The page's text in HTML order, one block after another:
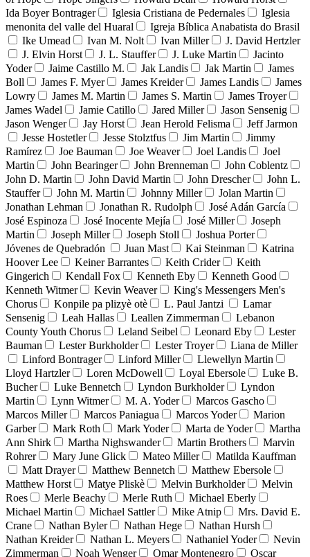
Ida Boyer Bontrager
Iglesia Cristiana de Pedernales
Iglesia
menonita del valle del Huaral
Igreja Bíblica Anabatista do Brasil
Ike Umead
Ivan M. Nolt Ivan Miller
J. David Hertzler
J. Elvin Horst
J. L. Stauffer J. Luke Martin
Jacinto
Yoder
Jaime Castillo M. Jak Landis Jak Martin
James
Boll
James F. Myer James Kreider James Landis
James
Lowry
James M. Martin James S. Martin
James Troyer
James Wadel
Jamie Catillo Jared Miller
Jason Sensenig
Jason Wenger
Jay Horst Jean Herold Felisma
Jeff Jarmon
Jesse Hostetler
Jesse Stolztfus Jim Martin
Jimmy
Ramírez
Joe Bauman Joe Weaver Joel Landis
Joel
Martin
John Bearinger John Brenneman
John Coblentz
John D. Martin
John David Martin John Drescher
John L.
Stauffer
John M. Martin Johnny Miller
Jolan Martin
Jonathan Lehman
Jonathan R. Rudolph
José Adán García
José Espinoza
José Inocente Mejía José Miller
Joseph
Martin
Joseph Miller Joseph Stoll
Joshua Porter
Jóvenes de Quebradón
Juan Mast Kai Steinman
Katrina
Hoover Lee
Keiner Barrantes Keith Crider
Keith
Gingerich
Kendall Fox Kenneth Eby
Kenneth Good
Kenneth Witmer
Kevin Weaver
King's Messengers Men's
Chorus
Konpile pa plizyè otè L. Paul Jantzi
Lamar
Sensenig
Leah Hallas Leallen Zimmerman
Lebanon
County Youth Chorus
Leland Seibel Leonard Eby
Lester
Bauman
Lester Burkholder Lester Troyer
Liana de Miller
Linford Bontrager
Linford Miller
Llewellyn Martin
Lloyd Hartzler
Loren McDowell Loyal Ebersole
Luke B.
Bucher
Luke Bennetch Lyndon Burkholder
Lyndon
Martin
Lynn Witmer M. A. Yoder
Marcos Gascho
Marcos Miller
Marcos Paniagua Marcos Yoder
Marion
Garber
Mark Roth Mark Yoder Marta de Yoder
Martha
Ann Shirk
Martha Nighswander Martin Brothers
Marvin
Rohrer
Mary June Glick Mateo Miller
Matilda Kauffman
Matt Drayer
Matthew Bennetch
Matthew Ebersole
Matthew Horst
Matye Pliskè Melvin Burkholder
Melvin
Roes
Merle Beachy Merle Ruth
Michael Eberly
Michael Martin
Michael Sattler Mike Atnip
Mrs. David E.
Crane
Nathan Byler Nathan Hege
Nathan Hursh
Nathan Kreider
Nathan L. Meyers Nathaniel Yoder
Nevin
Zimmerman
Noah Wenger Omar Montenegro Oscar